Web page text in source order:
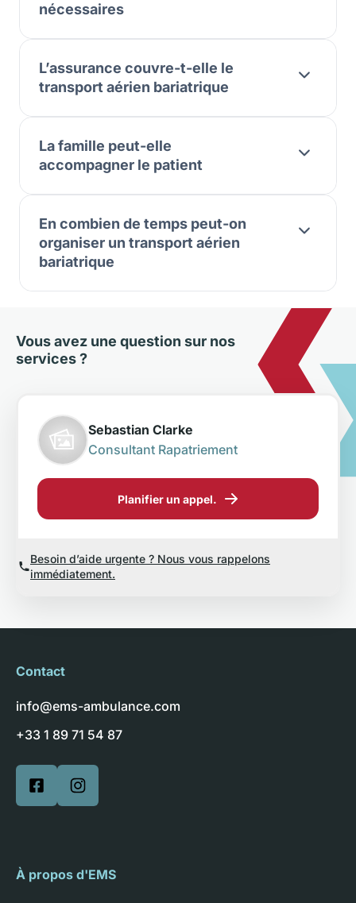
nécessaires
L’assurance couvre-t-elle le
transport aérien bariatrique
La famille peut-elle
accompagner le patient
En combien de temps peut-on
organiser un transport aérien
bariatrique
Vous avez une question sur nos
services ?
Sebastian Clarke
Consultant Rapatriement
Planifier un appel.
Besoin d’aide urgente ? Nous vous rappelons
immédiatement.
Contact
info@ems-ambulance.com
+33 1 89 71 54 87
À propos d'EMS